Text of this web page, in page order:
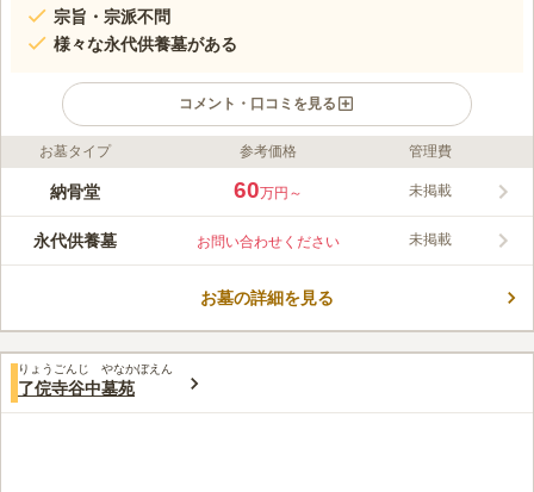
宗旨・宗派不問
様々な永代供養墓がある
コメント・口コミを見る
ライフドット編集部のコメント
「鶯谷駅」徒歩約３分、「上野駅」徒歩10分、首都高速「入谷出
駐車場も完備されているのでお体の不自由な方でも安心してご利
用頂けます。菩提寺が決まっていない方や身寄りのない方、墓地
かなか墓参に行けない方など、現在・過去の宗旨・宗派は不問で
この霊園はまだ誰からも評価されていません。
お墓タイプ 参考価格 管理費
納骨堂 60万円～ 未掲載
永代供養墓 お問い合わせください 未掲載
お墓の詳細を見る
りょうごんじ やなかぼえん
了俒寺谷中墓苑